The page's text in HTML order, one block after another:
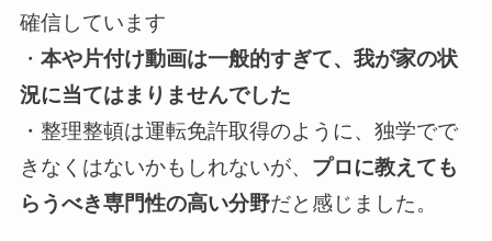
確信しています
・ 本や片付け動画は一般的すぎて、我が家の状
況に当てはまりませんでした
・整理整頓は運転免許取得のように、独学でで
きなくはないかもしれないが、 プロに教えても
らうべき専門性の高い分野だと感じました。